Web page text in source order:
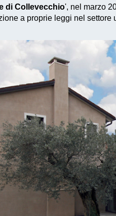
di Collevecchio', nel marzo
a proprie leggi nel